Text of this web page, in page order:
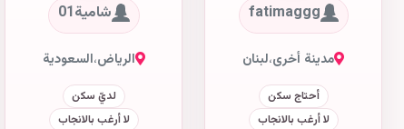
fatimaggg
مدينة أخرى،لبنان
أحتاج سكن
لا أرغب بالانجاب
شامية01
الرياض،السعودية
لديّ سكن
لا أرغب بالانجاب